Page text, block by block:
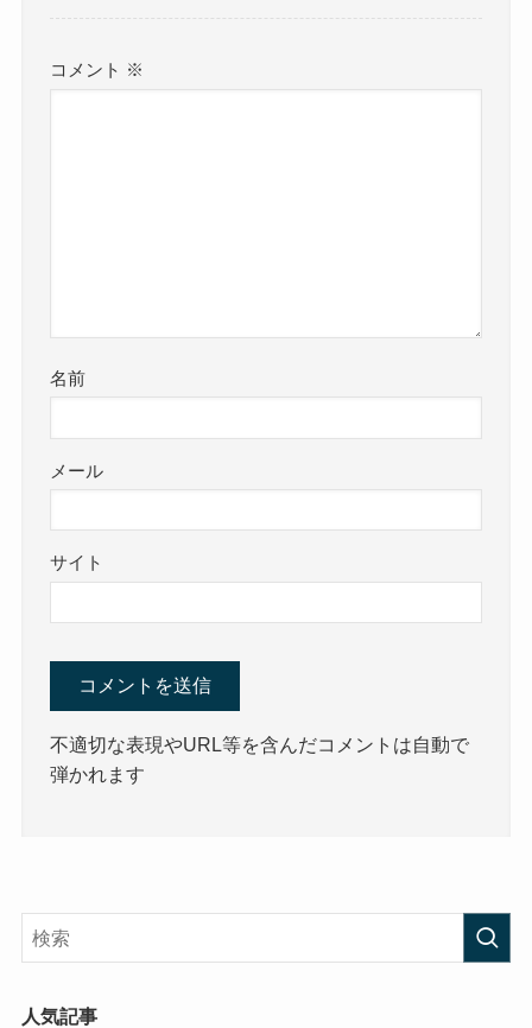
コメント ※
名前
メール
サイト
不適切な表現やURL等を含んだコメントは自動で
弾かれます
人気記事